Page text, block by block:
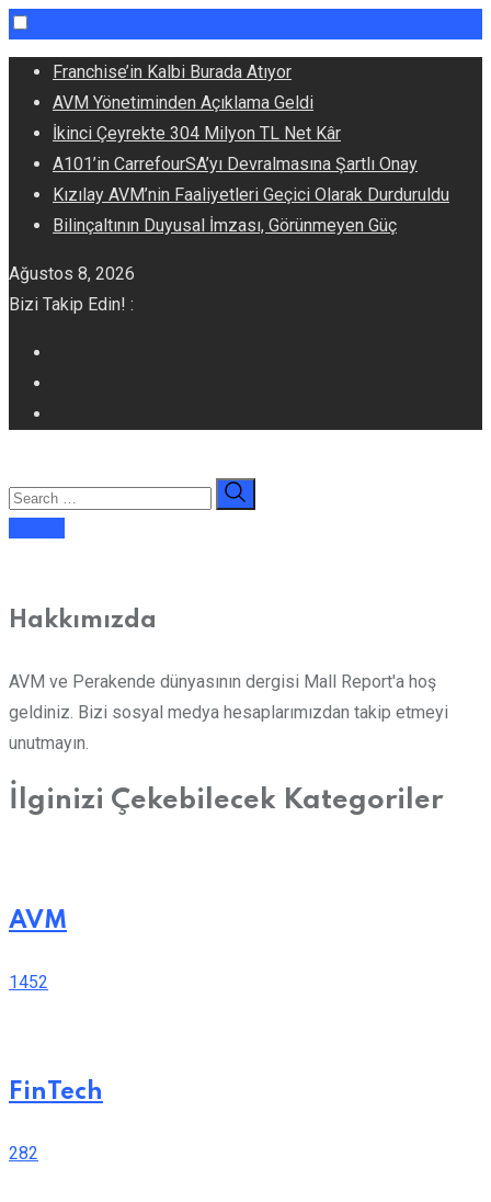
Skip
content
Franchise’in Kalbi Burada Atıyor
AVM Yönetiminden Açıklama Geldi
İkinci Çeyrekte 304 Milyon TL Net Kâr
A101’in CarrefourSA’yı Devralmasına Şartlı Onay
Kızılay AVM’nin Faaliyetleri Geçici Olarak Durduruldu
Bilinçaltının Duyusal İmzası, Görünmeyen Güç
Ağustos 8, 2026
Bizi Takip Edin! :
Hakkımızda
AVM ve Perakende dünyasının dergisi Mall Report'a hoş
geldiniz. Bizi sosyal medya hesaplarımızdan takip etmeyi
unutmayın.
İlginizi Çekebilecek Kategoriler
AVM
1452
FinTech
282